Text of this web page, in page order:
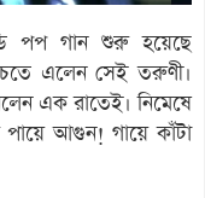
পপ গান শুরু হয়েছে
এলেন সেই তরুণী।
এক রাতেই। নিমেষে
পায়ে আগুন! গায়ে কাঁটা